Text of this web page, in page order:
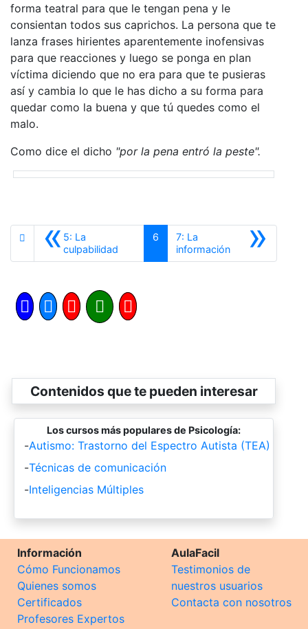
forma teatral para que le tengan pena y le
consientan todos sus caprichos. La persona que te
lanza frases hirientes aparentemente inofensivas
para que reacciones y luego se ponga en plan
víctima diciendo que no era para que te pusieras
así y cambia lo que le has dicho a su forma para
quedar como la buena y que tú quedes como el
malo.
Como dice el dicho "por la pena entró la peste".
«5: La
culpabilidad
6 »
7: La
informaciónSiguiente
Contenidos que te pueden interesar
Los cursos más populares de Psicología:
-Autismo: Trastorno del Espectro Autista (TEA)
-Técnicas de comunicación
-Inteligencias Múltiples
Información
Cómo Funcionamos
Quienes somos
Certificados
Profesores Expertos
AulaFacil
Testimonios de
nuestros usuarios
Contacta con nosotros